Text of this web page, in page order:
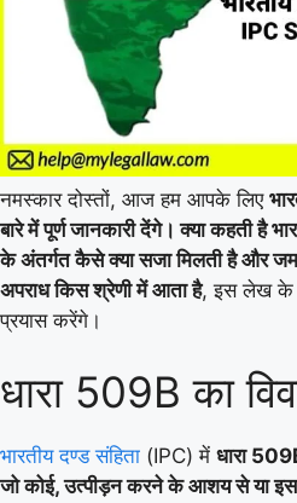
नमस्कार दोस्तों, आज हम आपके लिए
बारे में पूर्ण जानकारी देंगे। क्या कहती है
के अंतर्गत कैसे क्या सजा मिलती है और
अपराध किस श्रेणी में आता है, इस लेख के
प्रयास करेंगे।
धारा 509B का
भारतीय दण्ड संहिता (IPC) में धारा
जो कोई, उत्पीड़न करने के आशय से या इस